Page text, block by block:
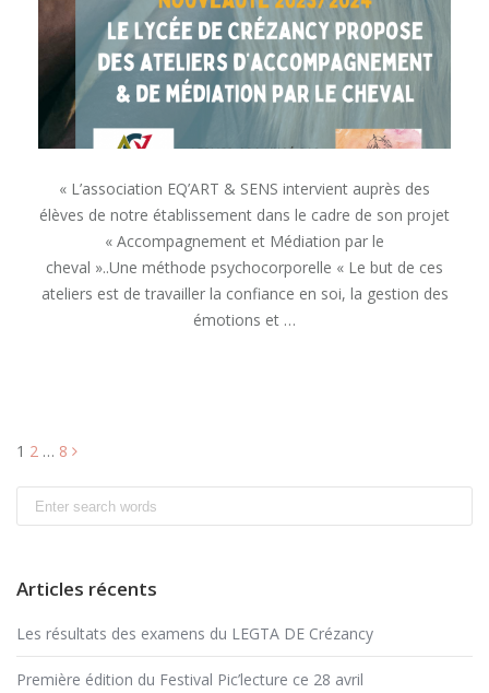
« L’association EQ’ART & SENS intervient auprès des
élèves de notre établissement dans le cadre de son projet
« Accompagnement et Médiation par le
cheval »..Une méthode psychocorporelle « Le but de ces
ateliers est de travailler la confiance en soi, la gestion des
émotions et …
Navigation
des
articles
1 2 … 8
Search
for:
Articles récents
Les résultats des examens du LEGTA DE Crézancy
Première édition du Festival Pic’lecture ce 28 avril